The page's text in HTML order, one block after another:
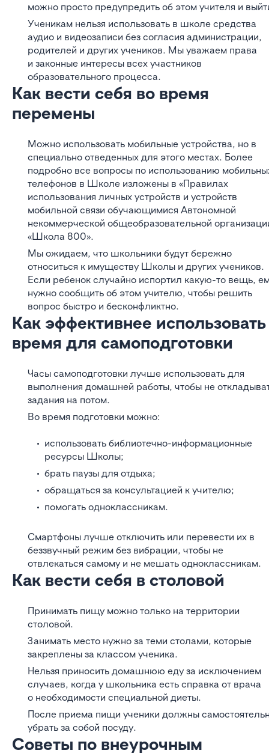
можно просто предупредить об этом учителя и
Ученикам нельзя использовать в школе средства
аудио и видеозаписи без согласия администрации,
родителей и других учеников. Мы уважаем права
и законные интересы всех участников
образовательного процесса.
Как вести себя во время
перемены
Можно использовать мобильные устройства, но в
специально отведенных для этого местах. Более
подробно все вопросы по использованию
телефонов в Школе изложены в «Правилах
использования личных устройств и устройств
мобильной связи обучающимися Автономной
некоммерческой общеобразовательной
«Школа 800».
Мы ожидаем, что школьники будут бережно
относиться к имуществу Школы и других учеников.
Если ребенок случайно испортил какую-то вещь,
нужно сообщить об этом учителю, чтобы решить
вопрос быстро и бесконфликтно.
Как эффективнее использовать
время для самоподготовки
Часы самоподготовки лучше использовать для
выполнения домашней работы, чтобы не
задания на потом.
Во время подготовки можно:
использовать библиотечно-информационные
ресурсы Школы;
брать паузы для отдыха;
обращаться за консультацией к учителю;
помогать одноклассникам.
Смартфоны лучше отключить или перевести их в
беззвучный режим без вибрации, чтобы не
отвлекаться самому и не мешать одноклассникам.
Как вести себя в столовой
Принимать пищу можно только на территории
столовой.
Занимать место нужно за теми столами, которые
закреплены за классом ученика.
Нельзя приносить домашнюю еду за исключением
случаев, когда у школьника есть справка от врача
о необходимости специальной диеты.
После приема пищи ученики должны
убрать за собой посуду.
Советы по внеурочным